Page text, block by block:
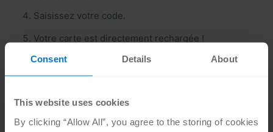
Consent Details About
This website uses cookies
By clicking “Allow All”, you agree to the storing of cookies
Saisissez votre code.
Votre carte est directement rechargée !
Depuis l’application mobile MyPCS :
vous.
Allez dans le menu « Recharger » puis dans la